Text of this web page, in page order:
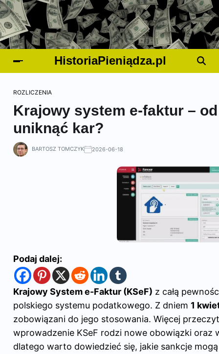
HistoriaPieniądza.pl
ROZLICZENIA
Krajowy system e-faktur –
uniknąć kar?
BARTOSZ TOMCZYK 2026-06-18
Podaj dalej:
Krajowy System e-Faktur (KSeF) z całą
polskiego systemu podatkowego. Z dniem 1
zobowiązani do jego stosowania. Więcej
wprowadzenie KSeF rodzi nowe obowiązki oraz
dlatego warto dowiedzieć się, jakie sankcje